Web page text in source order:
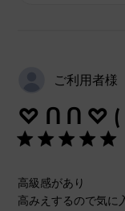
ご利用者様
♡ ᑎ ᑎ ♡ (
高級感があり
高みえするので気に